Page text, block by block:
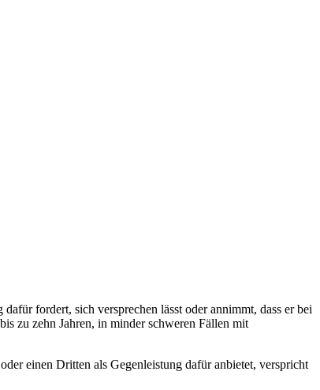
fordert, sich versprechen lässt oder annimmt, dass er bei
zu zehn Jahren, in minder schweren Fällen mit
einen Dritten als Gegenleistung dafür anbietet, verspricht